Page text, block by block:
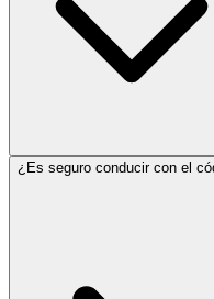
¿Es seguro conducir con el